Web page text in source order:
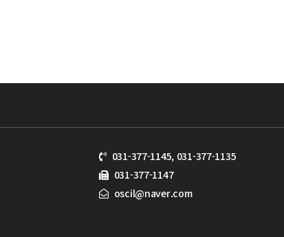
031-377-1145, 031-377-1135
031-377-1147
oscil@naver.com